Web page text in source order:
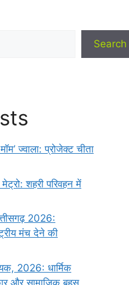
Search
ज्वाला: प्रोजेक्ट चीता
शहरी परिवहन में
2026:
मंच देने की
2026: धार्मिक
और सामाजिक बहस